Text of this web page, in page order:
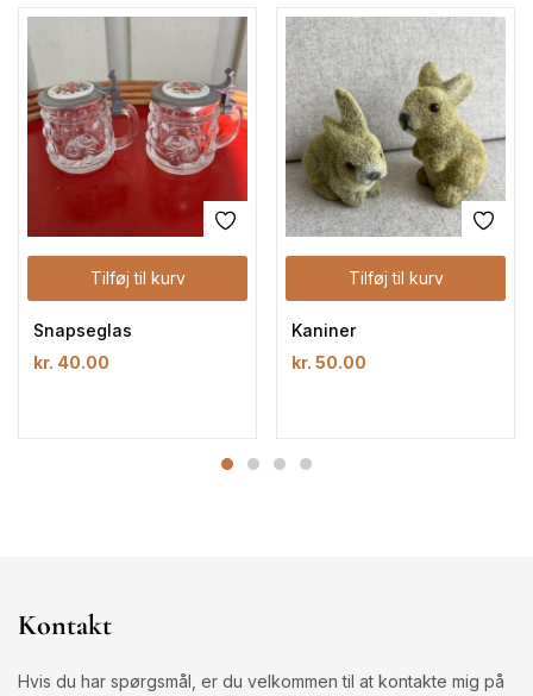
Tilføj til kurv
Snapseglas
kr. 40.00
Tilføj til kurv
Kaniner
kr. 50.00
Kontakt
Hvis du har spørgsmål, er du velkommen til at kontakte mig på